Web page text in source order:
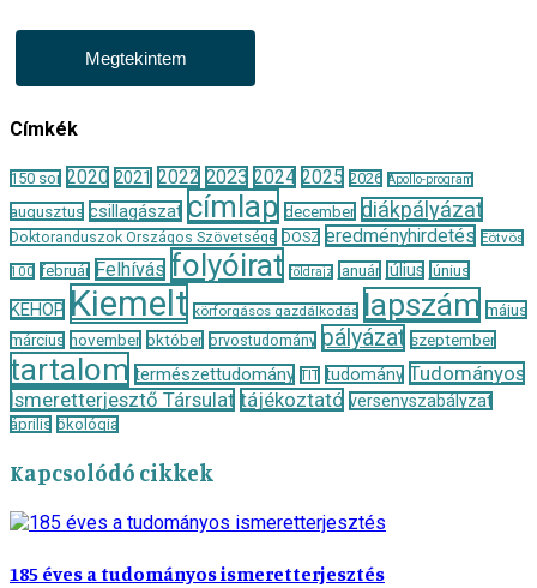
Megtekintem
Címkék
150 sor 2020 2021 2022 2023 2024 2025 2026 Apollo-program
augusztus csillagászat címlap december diákpályázat
Doktoranduszok Országos Szövetsége DOSZ eredményhirdetés Eötvös
100 február Felhívás folyóirat földrajz január július június
KEHOP Kiemelt körforgásos gazdálkodás lapszám május
március november október orvostudomány pályázat szeptember
tartalom természettudomány TIT tudomány Tudományos
Ismeretterjesztő Társulat tájékoztató versenyszabályzat
április ökológia
Kapcsolódó cikkek
185 éves a tudományos ismeretterjesztés